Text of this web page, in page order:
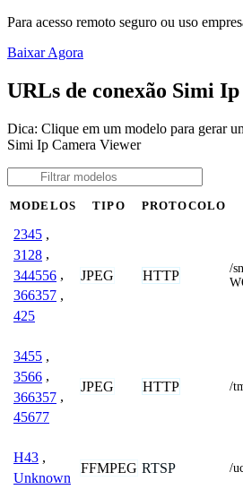
Para acesso remoto seguro ou uso
Baixar Agora
URLs de conexão Simi
Dica: Clique em um modelo para gerar
Simi Ip Camera Viewer
MODELOS TIPO PROTOCOLO
2345 ,
3128 ,
344556 ,
366357 ,
425
JPEG HTTP
/
3455 ,
3566 ,
366357 ,
45677
JPEG HTTP /
H43 ,
Unknown
FFMPEG RTSP /